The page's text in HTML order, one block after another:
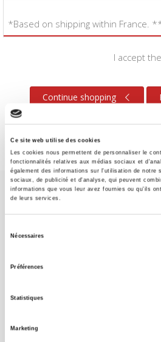
Ce site web utilise des cookies
Les cookies nous permettent de personnaliser le
fonctionnalités relatives aux médias sociaux et
également des informations sur l'utilisation de notre
sociaux, de publicité et d'analyse, qui peuvent
informations que vous leur avez fournies ou qu'ils
de leurs services.
Nécessaires
Préférences
Statistiques
Marketing
*Based on shipping within France.
I accept the
Continue shopping
SCIENCES PO UNIVERSITY PRESS
original research, to edit reference
help public and political debate.
FOREIGN RIGHTS